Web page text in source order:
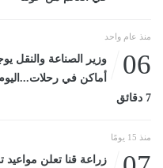
منذ عام واحد
06
وزير الصناعة والنقل
7 دقائق
منذ 15 يومًا
زراعة قنا تعلن